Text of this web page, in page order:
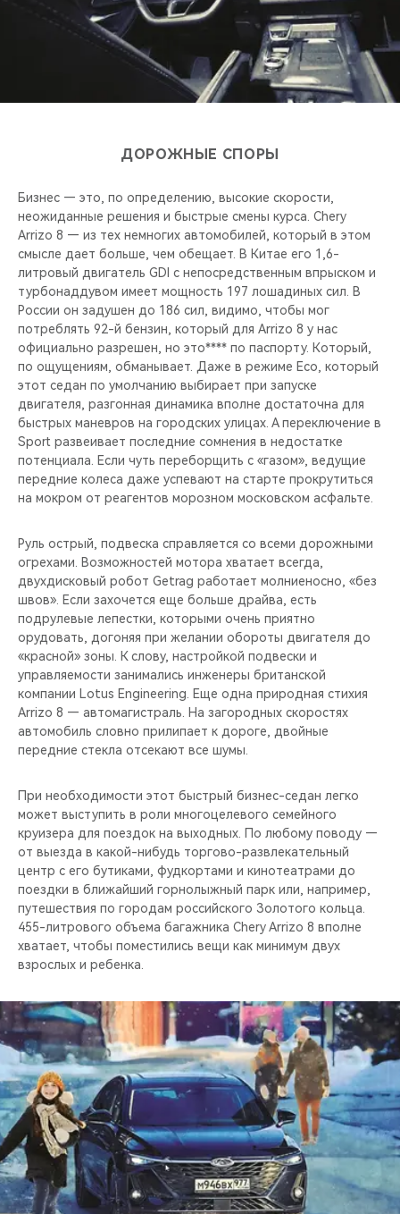
ДОРОЖНЫЕ СПОРЫ
Бизнес — это, по определению, высокие скорости,
неожиданные решения и быстрые смены курса. Chery
Arrizo 8 — из тех немногих автомобилей, который в этом
смысле дает больше, чем обещает. В Китае его 1,6-
литровый двигатель GDI с непосредственным впрыском и
турбонаддувом имеет мощность 197 лошадиных сил. В
России он задушен до 186 сил, видимо, чтобы мог
потреблять 92-й бензин, который для Arrizo 8 у нас
официально разрешен, но это**** по паспорту. Который,
по ощущениям, обманывает. Даже в режиме Eco, который
этот седан по умолчанию выбирает при запуске
двигателя, разгонная динамика вполне достаточна для
быстрых маневров на городских улицах. А переключение в
Sport развеивает последние сомнения в недостатке
потенциала. Если чуть переборщить с «газом», ведущие
передние колеса даже успевают на старте прокрутиться
на мокром от реагентов морозном московском асфальте.
Руль острый, подвеска справляется со всеми дорожными
огрехами. Возможностей мотора хватает всегда,
двухдисковый робот Getrag работает молниеносно, «без
швов». Если захочется еще больше драйва, есть
подрулевые лепестки, которыми очень приятно
орудовать, догоняя при желании обороты двигателя до
«красной» зоны. К слову, настройкой подвески и
управляемости занимались инженеры британской
компании Lotus Engineering. Еще одна природная стихия
Arrizo 8 — автомагистраль. На загородных скоростях
автомобиль словно прилипает к дороге, двойные
передние стекла отсекают все шумы.
При необходимости этот быстрый бизнес-седан легко
может выступить в роли многоцелевого семейного
круизера для поездок на выходных. По любому поводу —
от выезда в какой-нибудь торгово-развлекательный
центр с его бутиками, фудкортами и кинотеатрами до
поездки в ближайший горнолыжный парк или, например,
путешествия по городам российского Золотого кольца.
455-литрового объема багажника Chery Arrizo 8 вполне
хватает, чтобы поместились вещи как минимум двух
взрослых и ребенка.